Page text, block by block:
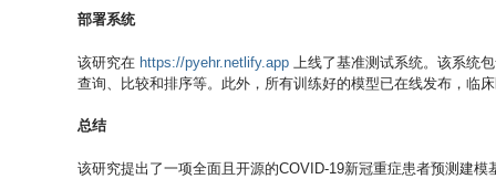
部署系统
该研究在 https://pyehr.netlify.app 上线了基准测试系统。该系统
查询、比较和排序等。此外，所有训练好的模型已在线发布，临
总结
该研究提出了一项全面且开源的COVID-19新冠重症患者预测建